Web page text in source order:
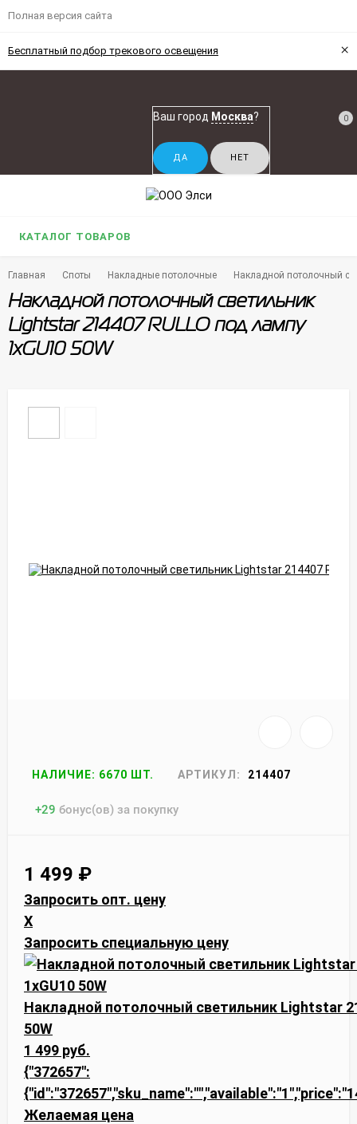
Полная версия сайта
Бесплатный подбор трекового освещения ×
Ваш город Москва? 0
КАТАЛОГ ТОВАРОВ
Главная Споты Накладные потолочные Накладной потолочный
Накладной потолочный светильник
Lightstar 214407 RULLO под лампу
1xGU10 50W
НАЛИЧИЕ: 6670 ШТ. АРТИКУЛ: 214407
+29 бонус(ов) за покупку
1 499 ₽
Запросить опт. цену
X
Запросить специальную цену
Накладной потолочный светильник Lightstar
50W
1 499 руб.
{"372657":
Желаемая цена